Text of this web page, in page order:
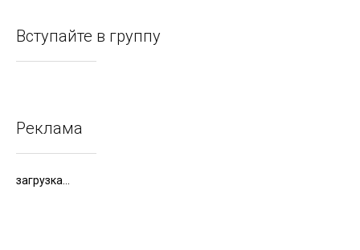
Вступайте в группу
Реклама
загрузка...